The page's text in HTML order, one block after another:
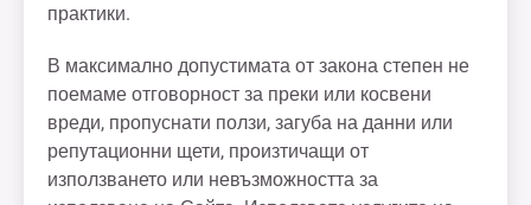
практики.
В максимално допустимата от закона степен не
поемаме отговорност за преки или косвени
вреди, пропуснати ползи, загуба на данни или
репутационни щети, произтичащи от
използването или невъзможността за